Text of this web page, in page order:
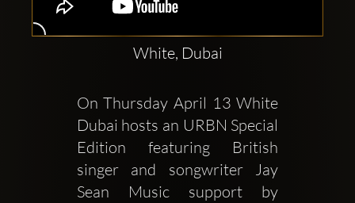
White, Dubai
On Thursday April 13 White
Dubai hosts an URBN Special
Edition featuring British
singer and songwriter Jay
Sean Music support by